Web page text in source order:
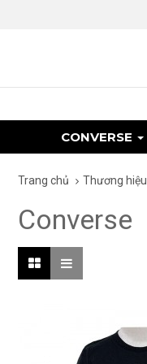
CONVERSE
Trang chủ Thương hiệu
Converse